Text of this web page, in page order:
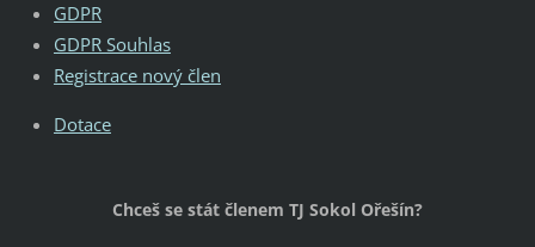
GDPR
GDPR Souhlas
Registrace nový člen
Dotace
Chceš se stát členem TJ Sokol Ořešín?